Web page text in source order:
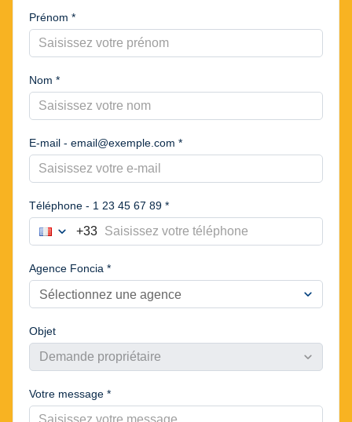
Prénom *
Nom *
E-mail - email@exemple.com *
Téléphone - 1 23 45 67 89 *
France
Choisir le préfixe du numéro de téléphone
expand_more +33
Agence Foncia *
Sélectionnez une agence expand_more
Objet
Demande propriétaire expand_more
Votre message *